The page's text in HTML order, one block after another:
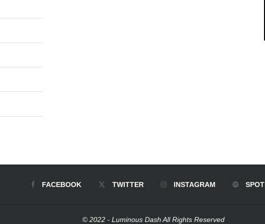
FACEBOOK TWITTER INSTAGRAM
© 2022 - Luminous Dash All Rights Reserved